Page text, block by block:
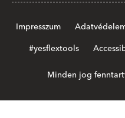
Impresszum
#yesflextools
Minden jog